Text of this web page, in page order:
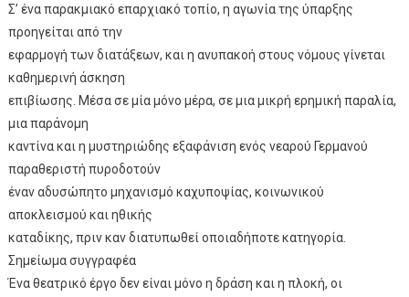
Σ’ ένα παρακμιακό επαρχιακό τοπίο, η αγωνία της ύπαρξης
προηγείται από την
εφαρμογή των διατάξεων, και η ανυπακοή στους νόμους γίνεται
καθημερινή άσκηση
επιβίωσης. Μέσα σε μία μόνο μέρα, σε μια μικρή ερημική παραλία,
μια παράνομη
καντίνα και η μυστηριώδης εξαφάνιση ενός νεαρού Γερμανού
παραθεριστή πυροδοτούν
έναν αδυσώπητο μηχανισμό καχυποψίας, κοινωνικού
αποκλεισμού και ηθικής
καταδίκης, πριν καν διατυπωθεί οποιαδήποτε κατηγορία.
Σημείωμα συγγραφέα
Ένα θεατρικό έργο δεν είναι μόνο η δράση και η πλοκή, οι